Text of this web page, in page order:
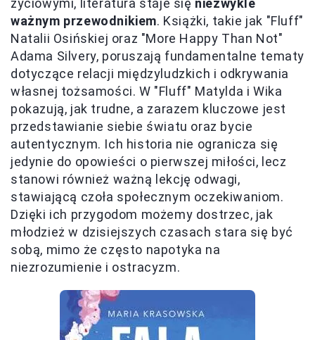
życiowymi, literatura staje się niezwykle
ważnym przewodnikiem. Książki, takie jak "Fluff"
Natalii Osińskiej oraz "More Happy Than Not"
Adama Silvery, poruszają fundamentalne tematy
dotyczące relacji międzyludzkich i odkrywania
własnej tożsamości. W "Fluff" Matylda i Wika
pokazują, jak trudne, a zarazem kluczowe jest
przedstawianie siebie światu oraz bycie
autentycznym. Ich historia nie ogranicza się
jedynie do opowieści o pierwszej miłości, lecz
stanowi również ważną lekcję odwagi,
stawiającą czoła społecznym oczekiwaniom.
Dzięki ich przygodom możemy dostrzec, jak
młodzież w dzisiejszych czasach stara się być
sobą, mimo że często napotyka na
niezrozumienie i ostracyzm.